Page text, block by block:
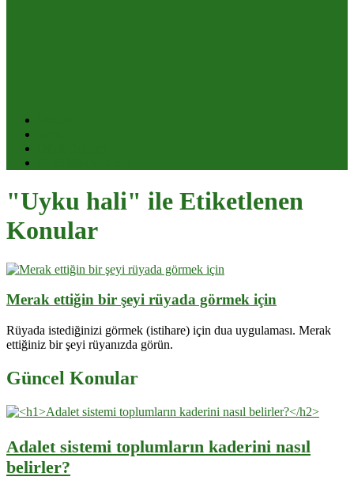
"Uyku hali" ile Etiketlenen
Konular
Merak ettiğin bir şeyi rüyada görmek için
Rüyada istediğinizi görmek (istihare) için dua uygulaması. Merak
ettiğiniz bir şeyi rüyanızda görün.
Güncel Konular
Adalet sistemi toplumların kaderini nasıl
belirler?